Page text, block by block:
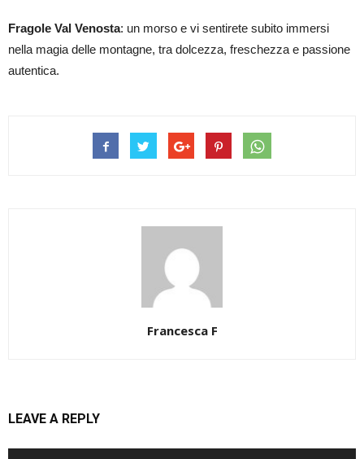
Fragole Val Venosta: un morso e vi sentirete subito immersi
nella magia delle montagne, tra dolcezza, freschezza e passione
autentica.
Francesca F
LEAVE A REPLY